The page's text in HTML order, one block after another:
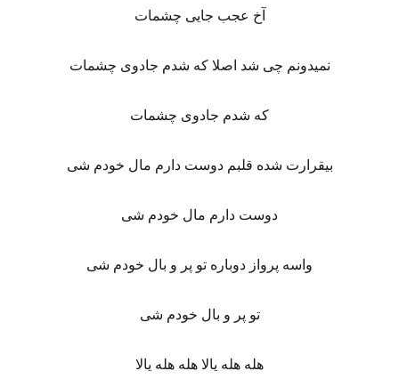
آخ عجب جایی چشمات
نمیدونم چی شد اصلا که شدم جادوی چشمات
که شدم جادوی چشمات
بیقرارت شده قلبم دوست دارم مال خودم شی
دوست دارم مال خودم شی
واسه پرواز دوباره تو پر و بال خودم شی
تو پر و بال خودم شی
هله هله یالا هله هله یالا